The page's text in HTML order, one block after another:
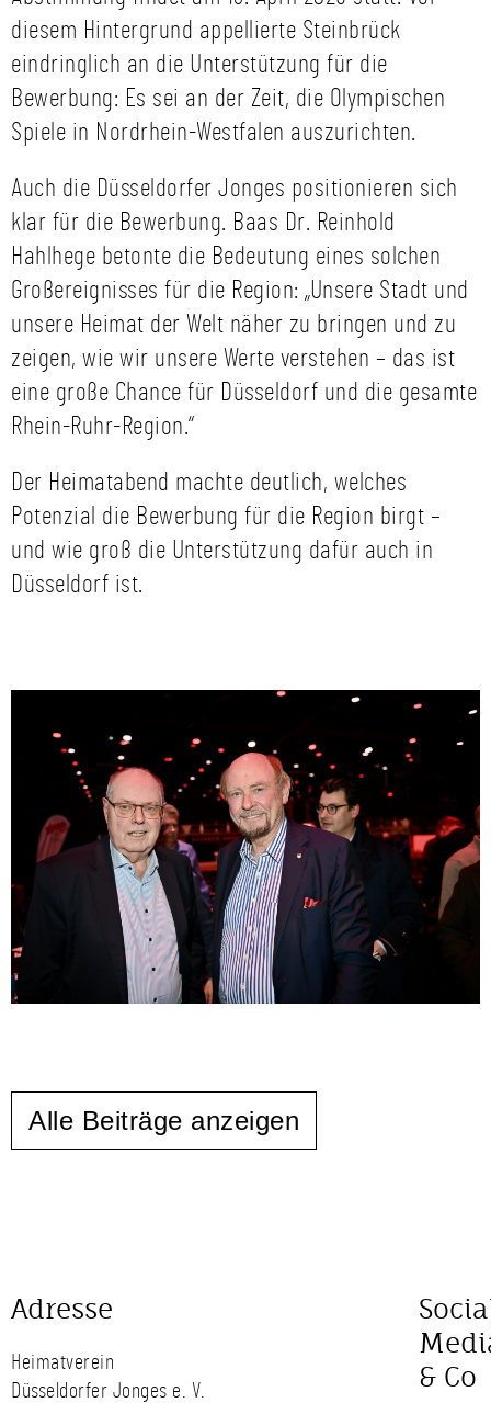
diesem Hintergrund appellierte Steinbrück
eindringlich an die Unterstützung für die
Bewerbung: Es sei an der Zeit, die Olympischen
Spiele in Nordrhein-Westfalen auszurichten.
Auch die Düsseldorfer Jonges positionieren sich
klar für die Bewerbung. Baas Dr. Reinhold
Hahlhege betonte die Bedeutung eines solchen
Großereignisses für die Region: „Unsere Stadt und
unsere Heimat der Welt näher zu bringen und zu
zeigen, wie wir unsere Werte verstehen – das ist
eine große Chance für Düsseldorf und die gesamte
Rhein-Ruhr-Region.“
Der Heimatabend machte deutlich, welches
Potenzial die Bewerbung für die Region birgt –
und wie groß die Unterstützung dafür auch in
Düsseldorf ist.
Alle Beiträge anzeigen
Adresse
Heimatverein
Düsseldorfer Jonges e. V.
& Co